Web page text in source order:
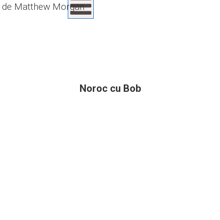
de Matthew Morgan
Noroc cu Bob